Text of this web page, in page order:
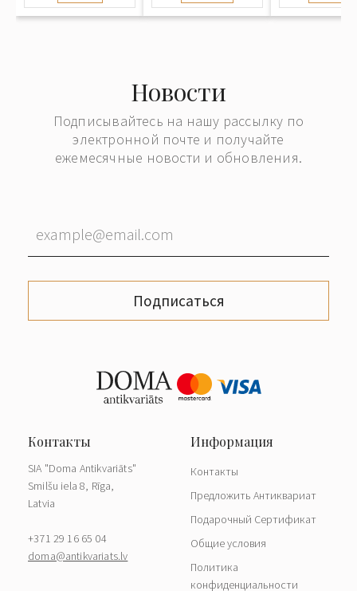
Новости
Подписывайтесь на нашу рассылку по
электронной почте и получайте
ежемесячные новости и обновления.
Подписаться
SIA "Doma Antikvariāts"
Smilšu iela 8, Rīga,
Latvia
+371 29 16 65 04
doma@antikvariats.lv
Контакты
Предложить Антиквариат
Подарочный Сертификат
Общие условия
Политика
конфиденциальности